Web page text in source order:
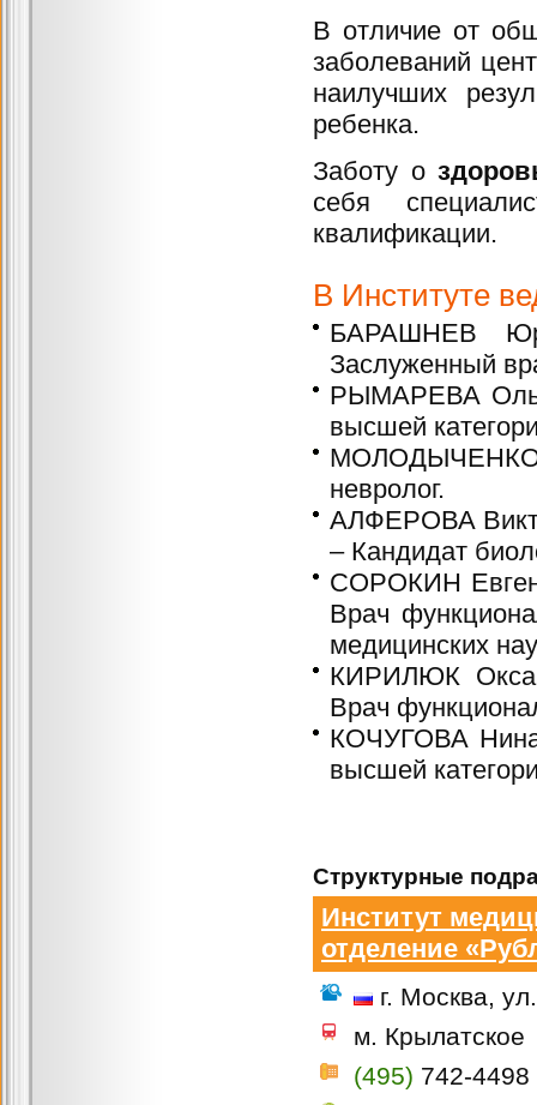
В отличие от
заболеваний
наилучших
ребенка.
Заботу о
себя
квалификации.
В Институте
БАРАШНЕВ
Заслуженный
РЫМАРЕВА
высшей
невролог.
АЛФЕРОВА
– Кандидат
СОРОКИН
Врач
медицинских
КИРИЛЮК
Врач
КОЧУГОВА Нина
высшей
Структурные
Институт
отделение
г. Москва,
м. Крылатское
(495) 742-4498